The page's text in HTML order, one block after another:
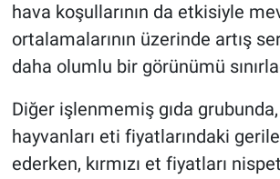
hava koşullarının da etkisiyle
ortalamalarının üzerinde artış
daha olumlu bir görünümü
Diğer işlenmemiş gıda
hayvanları eti fiyatlarındaki
ederken, kırmızı et fiyatları